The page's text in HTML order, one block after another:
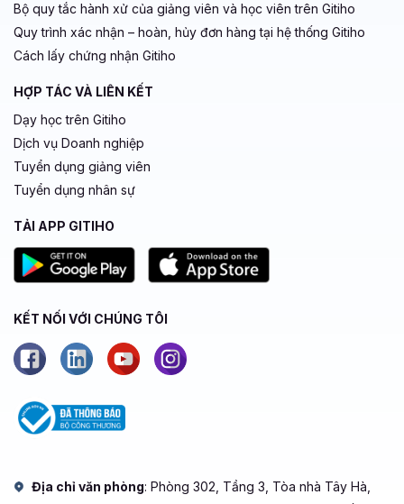
Bộ quy tắc hành xử của giảng viên và học viên trên Gitiho
Quy trình xác nhận – hoàn, hủy đơn hàng tại hệ thống Gitiho
Cách lấy chứng nhận Gitiho
HỢP TÁC VÀ LIÊN KẾT
Dạy học trên Gitiho
Dịch vụ Doanh nghiệp
Tuyển dụng giảng viên
Tuyển dụng nhân sự
TẢI APP GITIHO
KẾT NỐI VỚI CHÚNG TÔI
Địa chỉ văn phòng: Phòng 302, Tầng 3, Tòa nhà Tây Hà,